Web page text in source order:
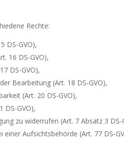
Rech­te:
DS-GVO),
16 DS-GVO),
DS-GVO),
Bear­beitung (Art. 18 DS-GVO),
(Art. 20 DS-GVO),
DS-GVO),
zu wi­derrufen (Art. 7 Absatz 3 DS-
einer Auf­sichtsbehörde (Art. 77 DS-